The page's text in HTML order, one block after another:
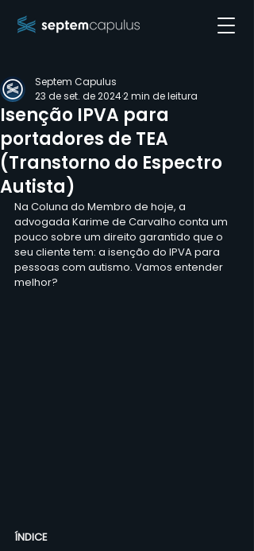
Isenção IPVA para
portadores de TEA
(Transtorno do Espectro
Autista)
Septem Capulus
23 de set. de 20242 min de leitura
Na Coluna do Membro de hoje, a
advogada Karime de Carvalho conta um
pouco sobre um direito garantido que o
seu cliente tem: a isenção do IPVA para
pessoas com autismo. Vamos entender
melhor?
ÍNDICE